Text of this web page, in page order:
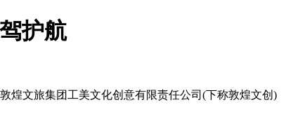
护航
文旅集团工美文化创意有限责任公司(下称敦煌文创)